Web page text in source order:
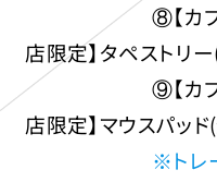
⑧【カプとれ
店限定】タペストリ
⑨【カプとれ・
店限定】マウスパッ
※トレ